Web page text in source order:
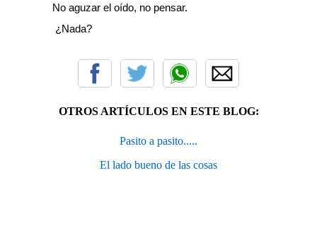
No aguzar el oído, no pensar.
¿Nada?
OTROS ARTÍCULOS EN ESTE BLOG:
Pasito a pasito.....
El lado bueno de las cosas